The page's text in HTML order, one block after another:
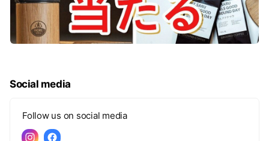
Social media
Follow us on social media